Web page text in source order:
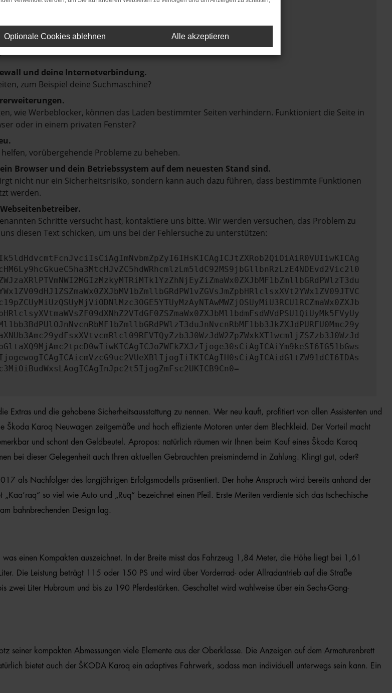
aufgetreten.
die dir helfen können:
und deine Internetverbindung.
zum Beispiel deine Suchmaschine?
wie Werbeblocker, können das Laden bestimmter Seiten verhindern. Funktioniert die Seite in
oder in einem privaten Fenster?
vorübergehende Probleme zu beheben.
Browser und dein Betriebssystem auf dem neuesten Stand sind.
nicht nur ein Sicherheitsrisiko, sondern kann auch dazu führen, dass bestimmte Funktionen
werden.
Schritte versucht hast, kontaktiere uns bitte. Wir werden versuchen, das Problem zu
diesen Text schicken, um uns bei der Fehlersuche zu unterstützen:
und die gehobene Sicherheitsausstattung zu nennen. Wer neu kauft, profitiert von allen Assistenten und
Škoda Karoq Neuwagen zeitgemäße und hoch effiziente Motoren unter dem Blechkleid. Der Vorteil macht
und schont den Geldbeutel. Apropos: natürlich räumen wir Ihnen beim Kauf eines Škoda Karoq
bei dieser Gelegenheit auch Ihren aktuellen Gebrauchten preismindernd in Zahlung. Klingt gut, oder?
als Nachfolger des langjährigen Erfolgsmodells präsentiert. Der hohe Anspruch wird bereits anhand der
so viel wie Auto und „Ruq“ bezeichnet einen Pfeil. Erste Meriten verdiente sich das tschechische
bahnbrechenden Design lag.
einen Kompakten auszeichnet. In der Breite misst das Fahrzeug 1,84 Meter, die Höhe liegt bei 1,61
Die Leistung beträgt 115 oder 150 PS und wird über Vorderrad- oder Allradantrieb auf die Straße
Liter Hubraum und bis zu 190 Pferdestärken. Geschaltet wird wahlweise über ein Sechs-Gang-
seiner kompakten Abmessungen viele Elemente aus der Oberklasse. Die Anzeigen auf dem Armaturenbrett
bietet auch der ŠKODA Karoq ein adaptives Fahrwerk, sodass man individuell unterwegs sein kann. Ein
Optionale Cookies ablehnen Alle akzeptieren